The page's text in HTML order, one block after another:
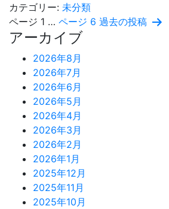
カテゴリー: 未分類
投
稿
の
ペ
ー
ジ
送
り
ページ 1 … ページ 6 過去の投稿
アーカイブ
2026年8月
2026年7月
2026年6月
2026年5月
2026年4月
2026年3月
2026年2月
2026年1月
2025年12月
2025年11月
2025年10月